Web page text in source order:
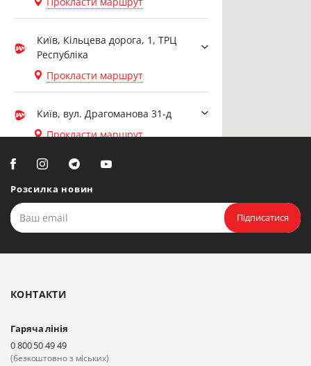
Київ, Кільцева дорога, 1, ТРЦ
Республіка
Прокласти маршрут
Київ, вул. Драгоманова 31-д
Прокласти маршрут
Біла Церква, вул. Ярослава
Мудрого, 20, офіс 108
Прокласти маршрут
Київ, вул. Драгоманова 31-д
Прокласти маршрут
Розсилка новин
Підписатися
КОНТАКТИ
Гаряча лінія
0 800 50 49 49
(безкоштовно з міських)